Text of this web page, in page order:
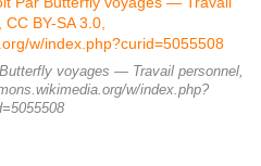
voyages — Travail personnel,
w/index.php?